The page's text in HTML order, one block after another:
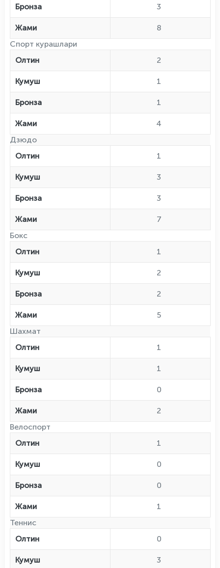
Бронза 3
Жами
8
Спорт курашлари
Олтин
2
Кумуш 1
Бронза 1
Жами
4
Дзюдо
Олтин
1
Кумуш 3
Бронза 3
Жами
7
Бокс
Олтин
1
Кумуш 2
Бронза 2
Жами
5
Шахмат
Олтин
1
Кумуш 1
Бронза 0
Жами
2
Велоспорт
Олтин
1
Кумуш 0
Бронза 0
Жами
1
Теннис
Олтин
0
Кумуш 3